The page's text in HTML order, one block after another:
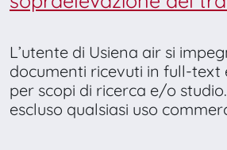
L’utente di Usiena air si
documenti ricevuti in full-text
per scopi di ricerca e/o
escluso qualsiasi uso